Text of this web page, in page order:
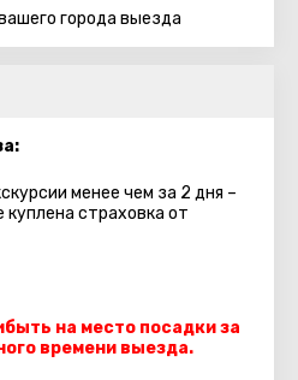
города выезда
менее чем за 2 дня –
куплена страховка от
на место посадки за
времени выезда.